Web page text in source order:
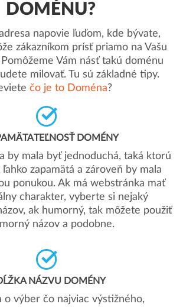
DOMÉNU?
napovie ľuďom, kde bývate,
zákazníkom prísť priamo na Vašu
Vám násť takú doménu
milovať. Tu sú základné tipy.
čo je to Doména?
DOMÉNY
by mala byť jednoduchá, taká ktorú
zapamätá a zároveň by mala
ponukou. Ak má webstránka mať
charakter, vyberte si nejaký
ak humorný, tak môžete použiť
názov a podobne.
NÁZVU DOMÉNY
o výber čo najviac výstižného,